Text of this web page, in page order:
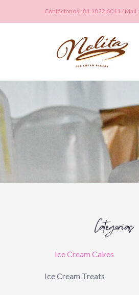
Contáctanos : 81 1822 6011 / Mail :
Categorías
Ice Cream Cakes
Ice Cream Treats